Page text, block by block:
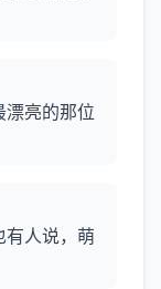
漂亮的那位
有人说，萌